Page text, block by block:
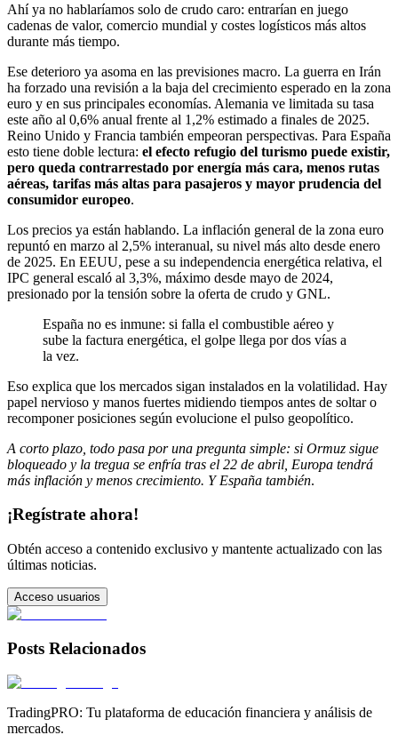
Ahí ya no hablaríamos solo de crudo caro: entrarían en juego
cadenas de valor, comercio mundial y costes logísticos más altos
durante más tiempo.
Ese deterioro ya asoma en las previsiones macro. La guerra en Irán
ha forzado una revisión a la baja del crecimiento esperado en la zona
euro y en sus principales economías. Alemania ve limitada su tasa
este año al 0,6% anual frente al 1,2% estimado a finales de 2025.
Reino Unido y Francia también empeoran perspectivas. Para España
esto tiene doble lectura: el efecto refugio del turismo puede existir,
pero queda contrarrestado por energía más cara, menos rutas
aéreas, tarifas más altas para pasajeros y mayor prudencia del
consumidor europeo.
Los precios ya están hablando. La inflación general de la zona euro
repuntó en marzo al 2,5% interanual, su nivel más alto desde enero
de 2025. En EEUU, pese a su independencia energética relativa, el
IPC general escaló al 3,3%, máximo desde mayo de 2024,
presionado por la tensión sobre la oferta de crudo y GNL.
España no es inmune: si falla el combustible aéreo y
sube la factura energética, el golpe llega por dos vías a
la vez.
Eso explica que los mercados sigan instalados en la volatilidad. Hay
papel nervioso y manos fuertes midiendo tiempos antes de soltar o
recomponer posiciones según evolucione el pulso geopolítico.
A corto plazo, todo pasa por una pregunta simple: si Ormuz sigue
bloqueado y la tregua se enfría tras el 22 de abril, Europa tendrá
más inflación y menos crecimiento. Y España también.
¡Regístrate ahora!
Obtén acceso a contenido exclusivo y mantente actualizado con las
últimas noticias.
Acceso usuarios
Posts Relacionados
TradingPRO: Tu plataforma de educación financiera y análisis de
mercados.